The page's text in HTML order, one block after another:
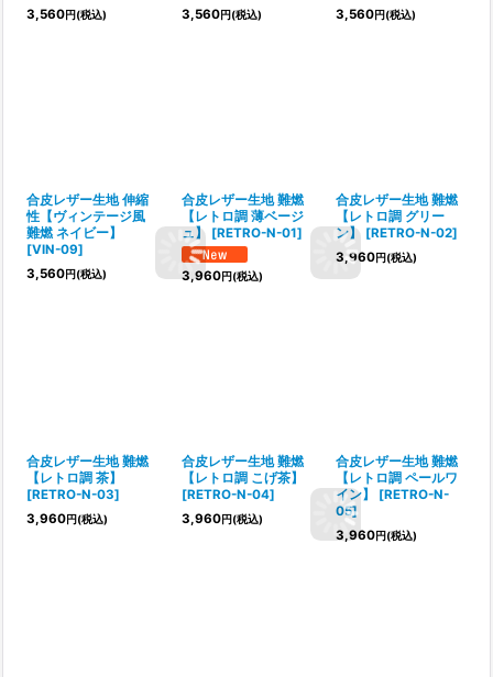
3,560円(税込)
3,560円(税込)
3,560円(税込)
合皮レザー生地 伸縮
性【ヴィンテージ風
難燃 ネイビー】
[VIN-09]
3,560円(税込)
合皮レザー生地 難燃
【レトロ調 薄ベージ
ュ】 [RETRO-N-01]
3,960円(税込)
合皮レザー生地 難燃
【レトロ調 グリー
ン】 [RETRO-N-02]
3,960円(税込)
合皮レザー生地 難燃
【レトロ調 茶】
[RETRO-N-03]
3,960円(税込)
合皮レザー生地 難燃
【レトロ調 こげ茶】
[RETRO-N-04]
3,960円(税込)
合皮レザー生地 難燃
【レトロ調 ペールワ
イン】
[RETRO-N-
05]
3,960円(税込)